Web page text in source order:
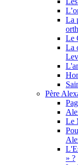
La
Le
La
Père
Le
» ?